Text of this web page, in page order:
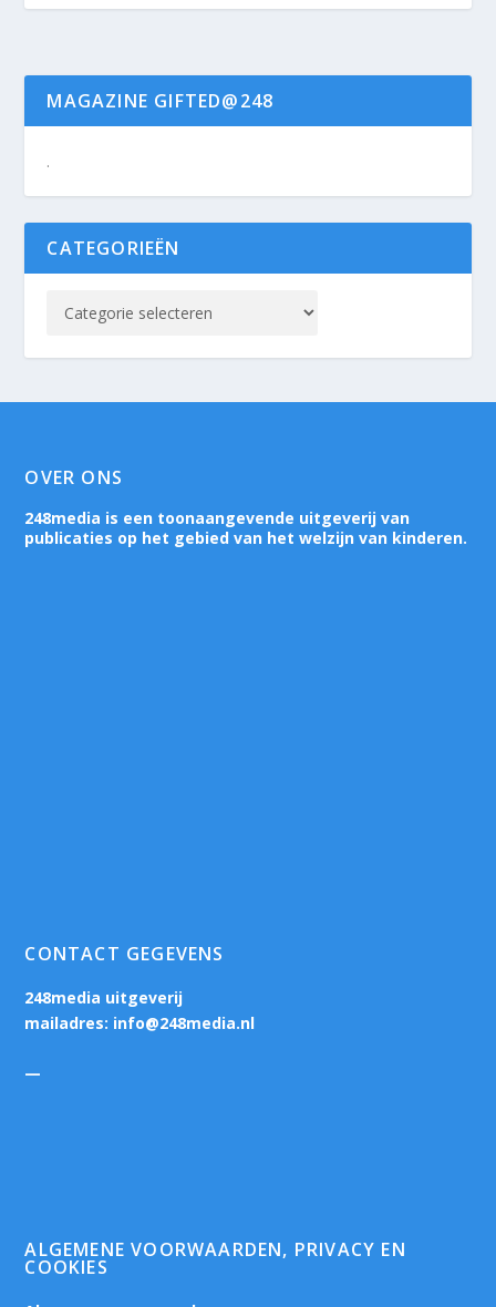
MAGAZINE GIFTED@248
.
CATEGORIEËN
OVER ONS
248media is een toonaangevende uitgeverij van
publicaties op het gebied van het welzijn van kinderen.
CONTACT GEGEVENS
248media uitgeverij
mailadres: info@248media.nl
—
ALGEMENE VOORWAARDEN, PRIVACY EN
COOKIES